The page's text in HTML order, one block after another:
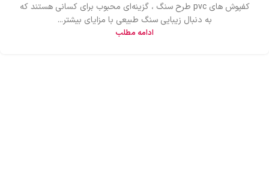
کفپوش های pvc طرح سنگ ، گزینه‌ای محبوب برای کسانی هستند که
به دنبال زیبایی سنگ طبیعی با مزایای بیشتر...
ادامه مطلب